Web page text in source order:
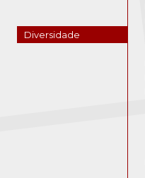
Diversidade